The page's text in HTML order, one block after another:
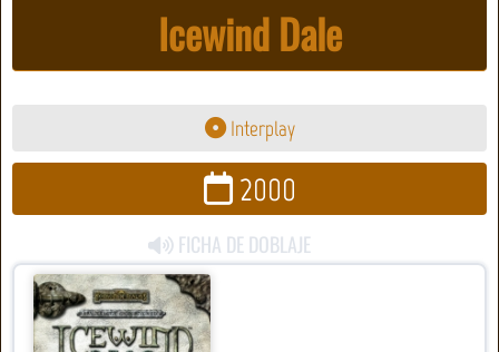
Icewind Dale
Interplay
2000
FICHA DE DOBLAJE